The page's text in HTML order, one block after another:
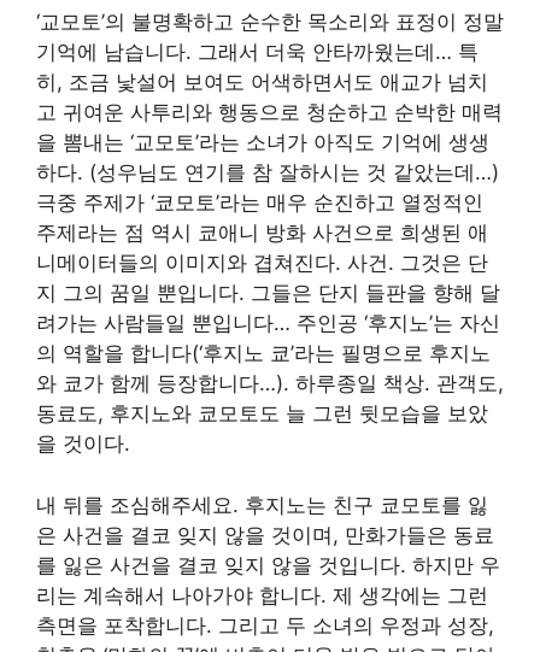
‘교모토’의 불명확하고 순수한 목소리와 표정이 정말
기억에 남습니다. 그래서 더욱 안타까웠는데… 특
히, 조금 낯설어 보여도 어색하면서도 애교가 넘치
고 귀여운 사투리와 행동으로 청순하고 순박한 매력
을 뽐내는 ‘교모토’라는 소녀가 아직도 기억에 생생
하다. (성우님도 연기를 참 잘하시는 것 같았는데…)
극중 주제가 ‘쿄모토’라는 매우 순진하고 열정적인
주제라는 점 역시 쿄애니 방화 사건으로 희생된 애
니메이터들의 이미지와 겹쳐진다. 사건. 그것은 단
지 그의 꿈일 뿐입니다. 그들은 단지 들판을 향해 달
려가는 사람들일 뿐입니다… 주인공 ‘후지노’는 자신
의 역할을 합니다(‘후지노 쿄’라는 필명으로 후지노
와 쿄가 함께 등장합니다…). 하루종일 책상. 관객도,
동료도, 후지노와 쿄모토도 늘 그런 뒷모습을 보았
을 것이다.
내 뒤를 조심해주세요. 후지노는 친구 쿄모토를 잃
은 사건을 결코 잊지 않을 것이며, 만화가들은 동료
를 잃은 사건을 결코 잊지 않을 것입니다. 하지만 우
리는 계속해서 나아가야 합니다. 제 생각에는 그런
측면을 포착합니다. 그리고 두 소녀의 우정과 성장,